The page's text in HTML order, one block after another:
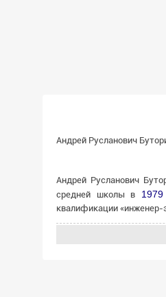
Андрей Русланович
Андрей Русланович
средней школы в
квалификации «инженер-